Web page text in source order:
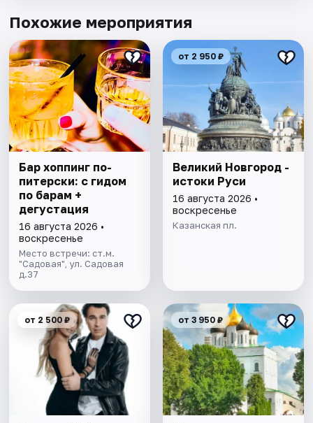
Похожие мероприятия
Бар хоппинг по-
питерски: с гидом
по барам +
дегустация
16 августа 2026 •
воскресенье
Место встречи: ст.м.
"Садовая", ул. Садовая
д.37
от 2 950 ₽
Великий Новгород -
истоки Руси
16 августа 2026 •
воскресенье
Казанская пл.
от 2 500 ₽ от 3 950 ₽